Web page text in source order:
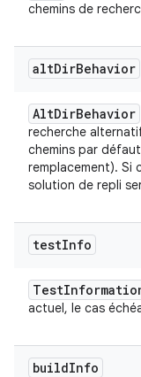
chemins de
altDirBehavior
AltDirBehavior
recherche
chemins par
remplacement). Si
solution de repli
testInfo
Test
actuel, le cas
buildInfo